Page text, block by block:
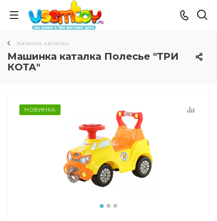
Каталки, качалки
Машинка каталка Полесье "ТРИ
КОТА"
НОВИНКА